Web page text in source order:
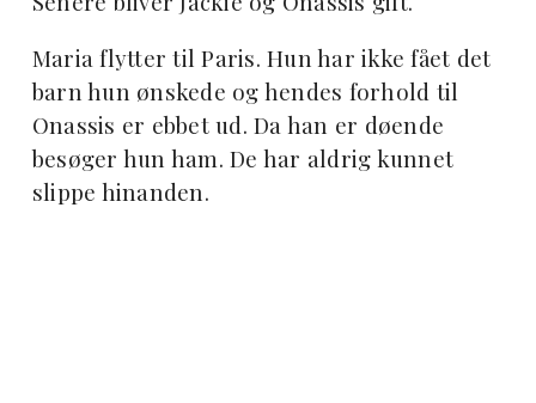
Maria flytter til Paris. Hun har ikke fået det
barn hun ønskede og hendes forhold til
Onassis er ebbet ud. Da han er døende
besøger hun ham. De har aldrig kunnet
slippe hinanden.